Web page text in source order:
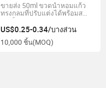
ขายส่ง 50ml ขวดน้ำหอมแก้ว
ทรงกลมที่ปรับแต่งได้พร้อมส
เปรย์
US$0.25-0.34/บางส่วน
10,000 ชิ้น(MOQ)